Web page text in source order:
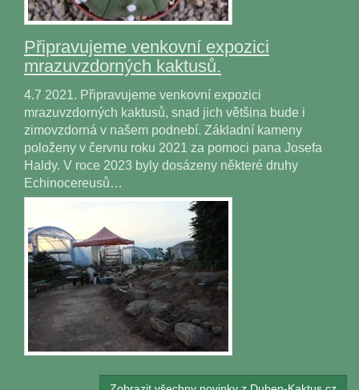
Připravujeme venkovní expozici
mrazuvzdorných kaktusů.
4.7 2021. Připravujeme venkovní expozici
mrazuvzdorných kaktusů, snad jich většina bude i
zimovzdorná v našem podnebí. Základní kameny
položeny v červnu roku 2021 za pomoci pana Josefa
Haldy. V roce 2023 byly dosázeny některé druhy
Echinocereusů…